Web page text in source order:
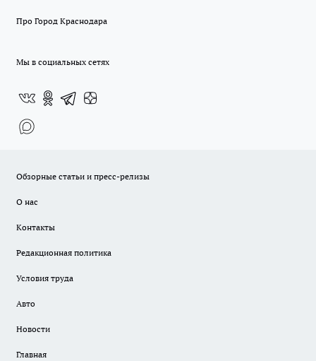
Про Город Краснодара
Мы в социальных сетях
Обзорные статьи и пресс-релизы
О нас
Контакты
Редакционная политика
Условия труда
Авто
Новости
Главная